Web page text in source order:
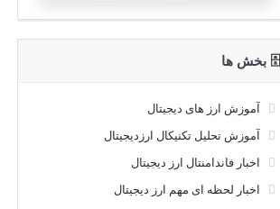
🗄 بخش ها
آموزش ارز های دیجیتال
آموزش تحلیل تکنیکال ارزدیجیتال
اخبار فاندامنتال ارز دیجیتال
اخبار لحظه ای مهم ارز دیجیتال